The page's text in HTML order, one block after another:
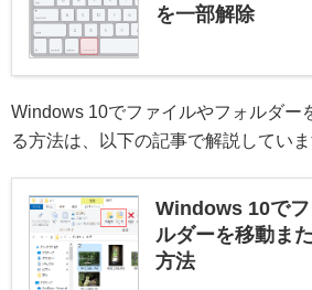
を一部解除
Windows 10でファイルやフォルダー
る方法は、以下の記事で解説していま
Windows 10でフ
ルダーを移動ま
方法